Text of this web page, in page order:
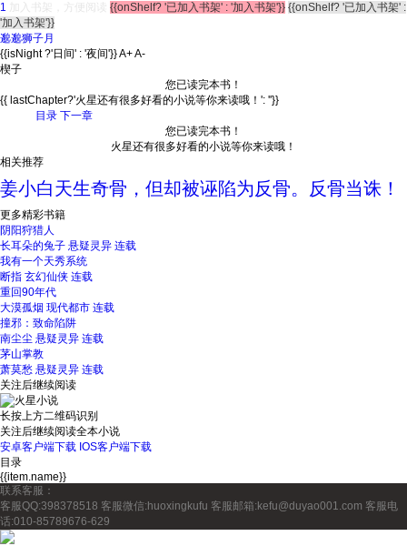
1 加入书架，方便阅读 {{onShelf? '已加入书架' : '加入书架'}} {{onShelf? '已加入书架' :
'加入书架'}}
邈邈狮子月
{{isNight ?'日间' : '夜间'}}A+A-
楔子
您已读完本书！
{{ lastChapter?'火星还有很多好看的小说等你来读哦！': ''}}
目录 下一章
您已读完本书！
火星还有很多好看的小说等你来读哦！
相关推荐
姜小白天生奇骨，但却被诬陷为反骨。反骨当诛！
更多精彩书籍
阴阳狩猎人
长耳朵的兔子 悬疑灵异 连载
我有一个天秀系统
断指 玄幻仙侠 连载
重回90年代
大漠孤烟 现代都市 连载
撞邪：致命陷阱
南尘尘 悬疑灵异 连载
茅山掌教
萧莫愁 悬疑灵异 连载
关注后继续阅读
长按上方二维码识别
关注后继续阅读全本小说
安卓客户端下载 IOS客户端下载
目录
{{item.name}}
联系客服：
客服QQ:398378518 客服微信:huoxingkufu 客服邮箱:kefu@duyao001.com 客服电
话:010-85789676-629